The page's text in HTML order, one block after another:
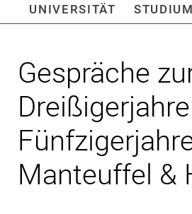
UNIVERSITÄT STUDIUM
Gespräche
Manteuffel &